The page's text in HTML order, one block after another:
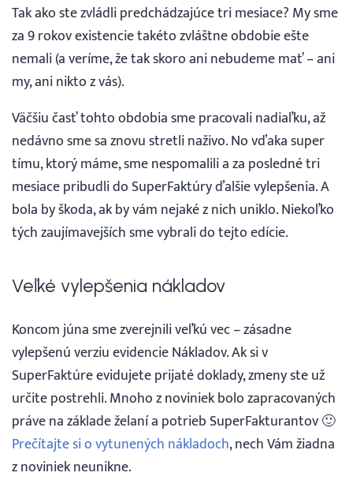
Vyhľadávanie
Slovenčina
Slovenčina
English
30 DNÍ ZADARMO
Tak ako ste zvládli predchádzajúce tri mesiace? My sme
za 9 rokov existencie takéto zvláštne obdobie ešte
nemali (a veríme, že tak skoro ani nebudeme mať – ani
my, ani nikto z vás).
Väčšiu časť tohto obdobia sme pracovali nadiaľku, až
nedávno sme sa znovu stretli naživo. No vďaka super
tímu, ktorý máme, sme nespomalili a za posledné tri
mesiace pribudli do SuperFaktúry ďalšie vylepšenia. A
bola by škoda, ak by vám nejaké z nich uniklo. Niekoľko
tých zaujímavejších sme vybrali do tejto edície.
Veľké vylepšenia nákladov
Koncom júna sme zverejnili veľkú vec – zásadne
vylepšenú verziu evidencie Nákladov. Ak si v
SuperFaktúre evidujete prijaté doklady, zmeny ste už
určite postrehli. Mnoho z noviniek bolo zapracovaných
práve na základe želaní a potrieb SuperFakturantov 🙂
Prečítajte si o vytunených nákladoch, nech Vám žiadna
z noviniek neunikne.